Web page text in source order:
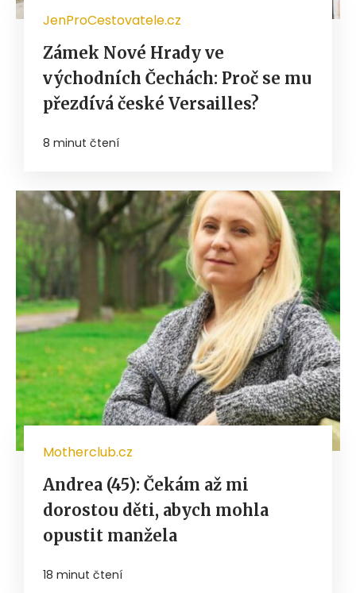
JenProCestovatele.cz
Zámek Nové Hrady ve
východních Čechách: Proč se mu
přezdívá české Versailles?
8 minut čtení
Motherclub.cz
Andrea (45): Čekám až mi
dorostou děti, abych mohla
opustit manžela
18 minut čtení